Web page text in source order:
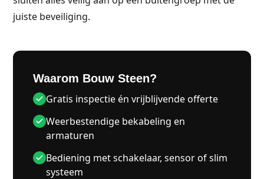
juiste beveiliging.
Waarom Bouw Steen?
Gratis inspectie én vrijblijvende offerte
Weerbestendige bekabeling en
armaturen
Bediening met schakelaar, sensor of slim
systeem